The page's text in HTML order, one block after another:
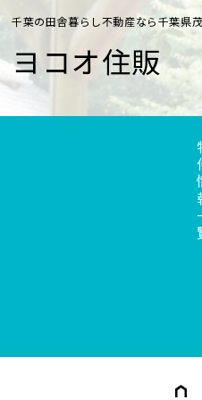
千葉の田舎暮らし不動産なら千葉県
ヨコオ住販
物